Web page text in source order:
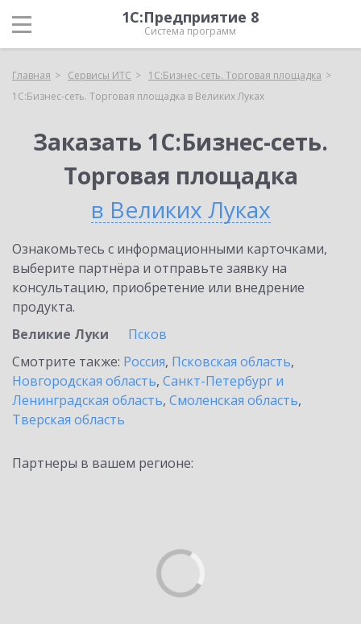
1С:Предприятие 8
Система программ
Главная Сервисы ИТС
1С:Бизнес-сеть. Торговая площадка
1С:Бизнес-сеть. Торговая площадка в Великих Луках
Заказать 1С:Бизнес-сеть.
Торговая площадка
в Великих Луках
Ознакомьтесь с информационными карточками,
выберите партнёра и отправьте заявку на
консультацию, приобретение или внедрение
продукта.
Великие Луки
Псков
Смотрите также: Россия, Псковская область,
Новгородская область, Санкт-Петербург и
Ленинградская область, Смоленская область,
Тверская область
Партнеры в вашем регионе: